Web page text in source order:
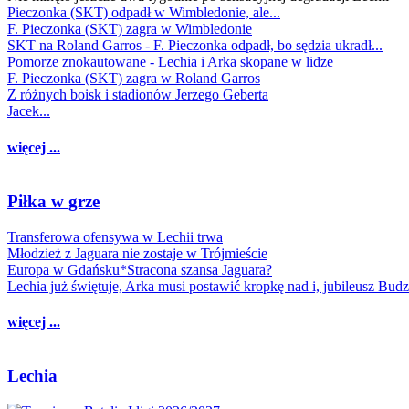
Pieczonka (SKT) odpadł w Wimbledonie, ale...
F. Pieczonka (SKT) zagra w Wimbledonie
SKT na Roland Garros - F. Pieczonka odpadł, bo sędzia ukradł...
Pomorze znokautowane - Lechia i Arka skopane w lidze
F. Pieczonka (SKT) zagra w Roland Garros
Z różnych boisk i stadionów Jerzego Geberta
Jacek...
więcej ...
Piłka w grze
Transferowa ofensywa w Lechii trwa
Młodzież z Jaguara nie zostaje w Trójmieście
Europa w Gdańsku*Stracona szansa Jaguara?
Lechia już świętuje, Arka musi postawić kropkę nad i, jubileusz
więcej ...
Lechia